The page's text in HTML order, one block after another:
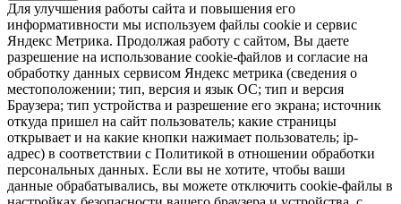
Для улучшения работы сайта и повышения его
информативности мы используем файлы cookie и сервис
Яндекс Метрика. Продолжая работу с сайтом, Вы даете
разрешение на использование cookie-файлов и согласие на
обработку данных сервисом Яндекс метрика (сведения о
местоположении; тип, версия и язык ОС; тип и версия
Браузера; тип устройства и разрешение его экрана; источник
откуда пришел на сайт пользователь; какие страницы
открывает и на какие кнопки нажимает пользователь; ip-
адрес) в соответствии с Политикой в отношении обработки
персональных данных. Если вы не хотите, чтобы ваши
данные обрабатывались, вы можете отключить cookie-файлы в